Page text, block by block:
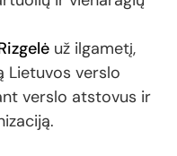
už ilgametį,
Lietuvos verslo
verslo atstovus ir